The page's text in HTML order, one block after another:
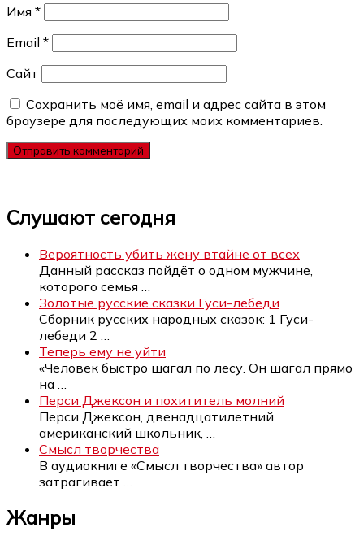
Имя *
Email *
Сайт
Сохранить моё имя, email и адрес сайта в этом
браузере для последующих моих комментариев.
Слушают сегодня
Вероятность убить жену втайне от всех
Данный рассказ пойдёт о одном мужчине,
которого семья
Золотые русские сказки Гуси-лебеди
Сборник русских народных сказок: 1 Гуси-
лебеди 2
Теперь ему не уйти
«Человек быстро шагал по лесу. Он шагал прямо
на
Перси Джексон и похититель молний
Перси Джексон, двенадцатилетний
американский школьник,
Смысл творчества
В аудиокниге «Смысл творчества» автор
затрагивает
Жанры